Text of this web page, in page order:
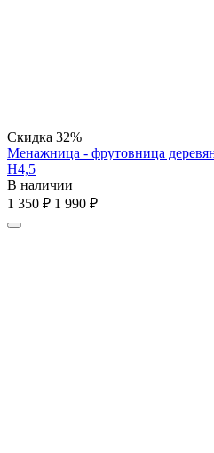
Скидка 32%
Менажница - фрутовница
H4,5
В наличии
1 350 ₽ 1 990 ₽